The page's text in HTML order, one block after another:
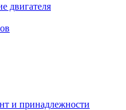
двигателя
и принадлежности